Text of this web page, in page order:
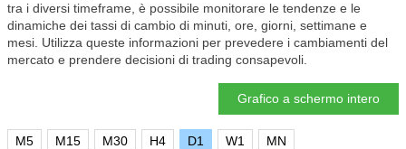
tra i diversi timeframe, è possibile monitorare le tendenze e le
dinamiche dei tassi di cambio di minuti, ore, giorni, settimane e
mesi. Utilizza queste informazioni per prevedere i cambiamenti del
mercato e prendere decisioni di trading consapevoli.
Grafico a schermo intero
M5 M15 M30 H4 D1 W1 MN